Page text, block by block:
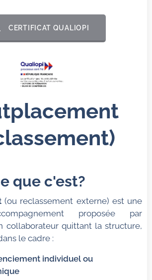
CERTIFICAT QUALIOPI
que c'est?
(ou reclassement externe) est une
proposée par
collaborateur quittant la structure,
le cadre :
individuel ou